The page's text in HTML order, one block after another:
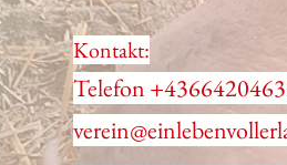
Kontakt:
Telefon